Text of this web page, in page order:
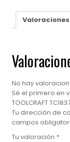
No hay
Sé el primero en
TOOLCRAFT
Tu dirección de
campos
Tu valoración *